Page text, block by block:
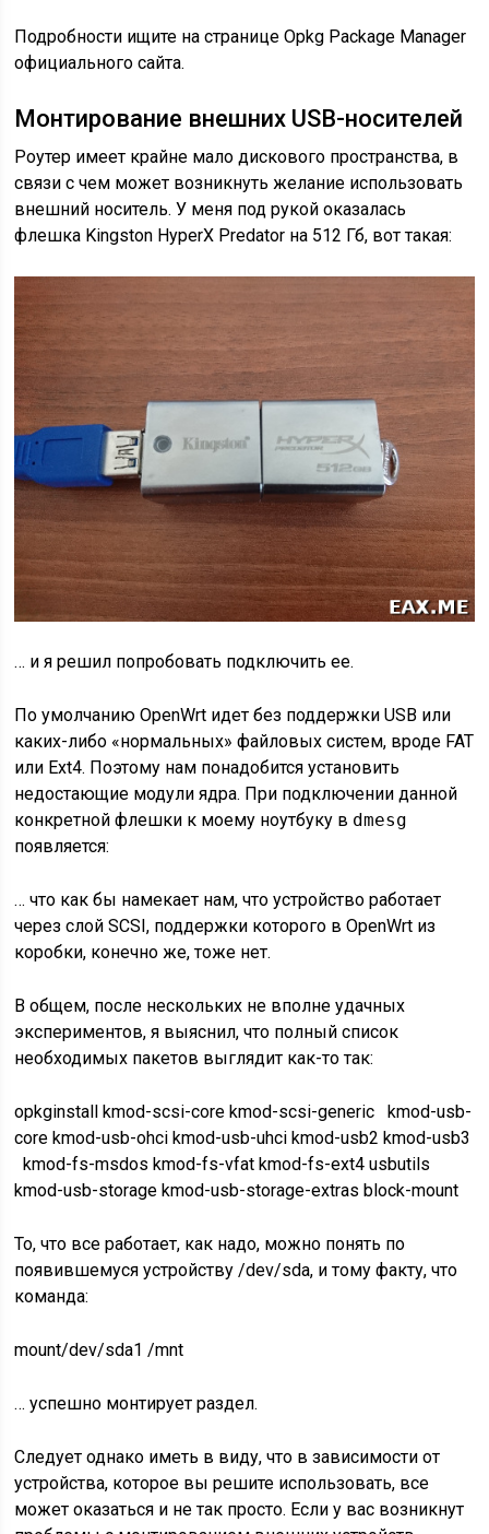
Подробности ищите на странице Opkg Package Manager
официального сайта.
Монтирование внешних USB-носителей
Роутер имеет крайне мало дискового пространства, в
связи с чем может возникнуть желание использовать
внешний носитель. У меня под рукой оказалась
флешка Kingston HyperX Predator на 512 Гб, вот такая:
… и я решил попробовать подключить ее.
По умолчанию OpenWrt идет без поддержки USB или
каких-либо «нормальных» файловых систем, вроде FAT
или Ext4. Поэтому нам понадобится установить
недостающие модули ядра. При подключении данной
конкретной флешки к моему ноутбуку в dmesg
появляется:
… что как бы намекает нам, что устройство работает
через слой SCSI, поддержки которого в OpenWrt из
коробки, конечно же, тоже нет.
В общем, после нескольких не вполне удачных
экспериментов, я выяснил, что полный список
необходимых пакетов выглядит как-то так:
opkginstall kmod-scsi-core kmod-scsi-generic kmod-usb-
core kmod-usb-ohci kmod-usb-uhci kmod-usb2 kmod-usb3
kmod-fs-msdos kmod-fs-vfat kmod-fs-ext4 usbutils
kmod-usb-storage kmod-usb-storage-extras block-mount
То, что все работает, как надо, можно понять по
появившемуся устройству /dev/sda, и тому факту, что
команда:
mount/dev/sda1 /mnt
… успешно монтирует раздел.
Следует однако иметь в виду, что в зависимости от
устройства, которое вы решите использовать, все
может оказаться и не так просто. Если у вас возникнут